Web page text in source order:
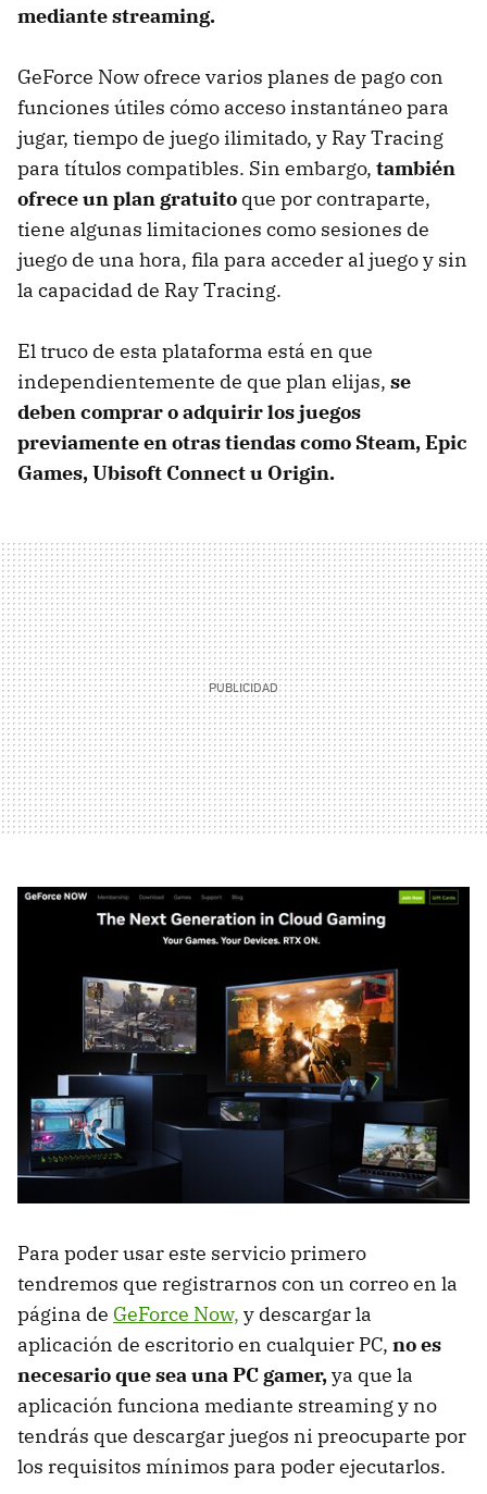
mediante streaming.
GeForce Now ofrece varios planes de pago con
funciones útiles cómo acceso instantáneo para
jugar, tiempo de juego ilimitado, y Ray Tracing
para títulos compatibles. Sin embargo, también
ofrece un plan gratuito que por contraparte,
tiene algunas limitaciones como sesiones de
juego de una hora, fila para acceder al juego y sin
la capacidad de Ray Tracing.
El truco de esta plataforma está en que
independientemente de que plan elijas, se
deben comprar o adquirir los juegos
previamente en otras tiendas como Steam, Epic
Games, Ubisoft Connect u Origin.
Para poder usar este servicio primero
tendremos que registrarnos con un correo en la
página de GeForce Now, y descargar la
aplicación de escritorio en cualquier PC, no es
necesario que sea una PC gamer,ya que la
aplicación funciona mediante streaming y no
tendrás que descargar juegos ni preocuparte por
los requisitos mínimos para poder ejecutarlos.